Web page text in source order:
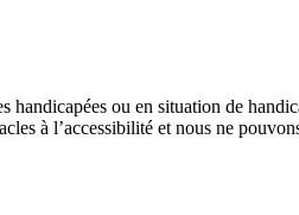
ou en situation de
à l’accessibilité et nous ne